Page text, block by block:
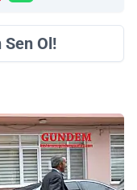
Sen Ol!